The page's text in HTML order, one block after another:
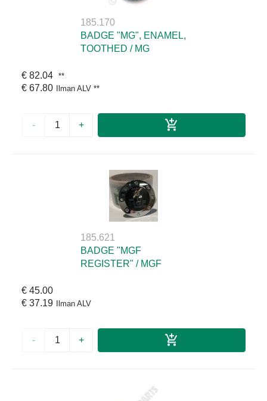
185.170
BADGE "MG", ENAMEL,
TOOTHED / MG
€ 82.04 **
€ 67.80 Ilman ALV **
- +
185.621
BADGE "MGF
REGISTER" / MGF
€ 45.00
€ 37.19 Ilman ALV
- +